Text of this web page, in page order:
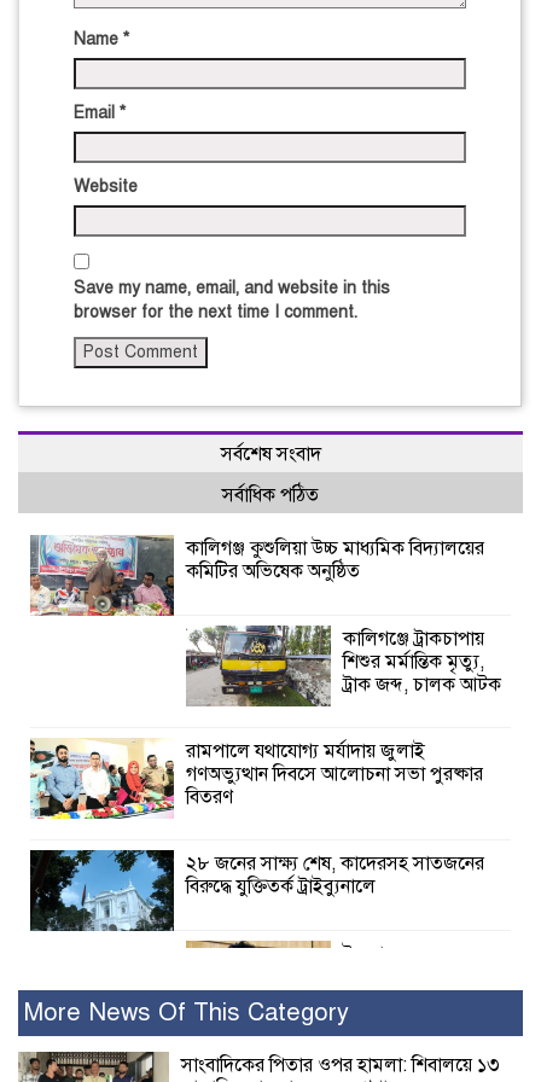
Name *
Email *
Website
Save my name, email, and website in this
browser for the next time I comment.
সর্বশেষ সংবাদ
সর্বাধিক পঠিত
কালিগঞ্জ কুশুলিয়া উচ্চ মাধ্যমিক বিদ্যালয়ের
কমিটির অভিষেক অনুষ্ঠিত
কালিগঞ্জে ট্রাকচাপায়
শিশুর মর্মান্তিক মৃত্যু,
ট্রাক জব্দ, চালক আটক
রামপালে যথাযোগ্য মর্যাদায় জুলাই
গণঅভ্যুত্থান দিবসে আলোচনা সভা পুরষ্কার
বিতরণ
২৮ জনের সাক্ষ্য শেষ, কাদেরসহ সাতজনের
বিরুদ্ধে যুক্তিতর্ক ট্রাইব্যুনালে
ইসলামের সবচেয়ে
নুর
More News Of This Category
সাংবাদিকের পিতার ওপর হামলা: শিবালয়ে ১৩